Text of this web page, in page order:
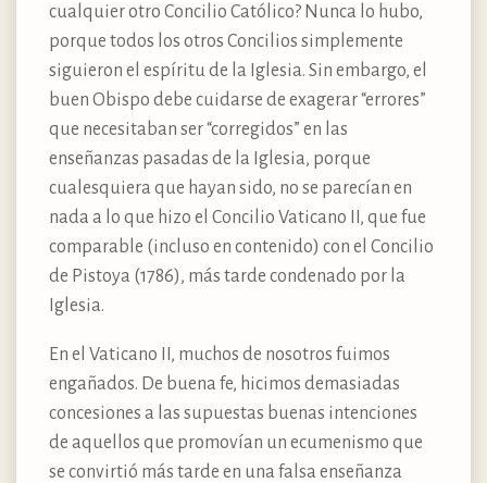
cualquier otro Concilio Católico? Nunca lo hubo,
porque todos los otros Concilios simplemente
siguieron el espíritu de la Iglesia. Sin embargo, el
buen Obispo debe cuidarse de exagerar “errores”
que necesitaban ser “corregidos” en las
enseñanzas pasadas de la Iglesia, porque
cualesquiera que hayan sido, no se parecían en
nada a lo que hizo el Concilio Vaticano II, que fue
comparable (incluso en contenido) con el Concilio
de Pistoya (1786), más tarde condenado por la
Iglesia.
En el Vaticano II, muchos de nosotros fuimos
engañados. De buena fe, hicimos demasiadas
concesiones a las supuestas buenas intenciones
de aquellos que promovían un ecumenismo que
se convirtió más tarde en una falsa enseñanza